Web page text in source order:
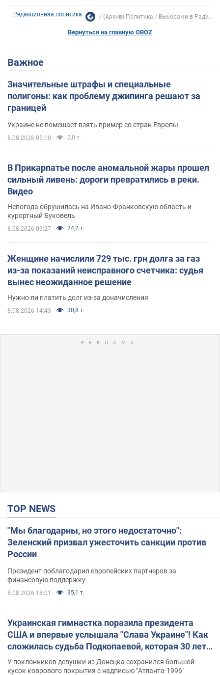
Редакционная политика (Архив) Политика Выборами в Раду...
Вернуться на главную OBOZ
Важное
Значительные штрафы и специальные
полигоны: как проблему джипинга решают за
границей
Украине не помешает взять пример со стран Европы
8.08.2026 05:10 2,0 т.
В Прикарпатье после аномальной жары прошел
сильный ливень: дороги превратились в реки.
Видео
Непогода обрушилась на Ивано-Франковскую область и
курортный Буковель
8.08.2026 09:27 24,2 т.
Женщине начислили 729 тыс. грн долга за газ
из-за показаний неисправного счетчика: судья
вынес неожиданное решение
Нужно ли платить долг из-за доначисления
8.08.2026 14:43 30,8 т.
TOP NEWS
"Мы благодарны, но этого недостаточно":
Зеленский призвал ужесточить санкции против
России
Президент поблагодарил европейских партнеров за
финансовую поддержку
8.08.2026 18:01 35,1 т.
Украинская гимнастка поразила президента
США и впервые услышала "Слава Украине"! Как
сложилась судьба Подкопаевой, которая 30 лет
назад завоевала "золото" Олимпиады
У поклонников девушки из Донецка сохранился большой
кусок коврового покрытия с надписью "Атланта-1996"